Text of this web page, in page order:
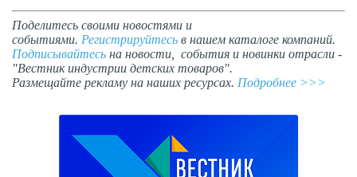
Поделитесь своими новостями и
событиями. Регистрируйтесь в нашем каталоге компаний.
Подписывайтесь на новости, события и новинки отрасли -
"Вестник индустрии детских товаров".
Размещайте рекламу на наших ресурсах. Подробнее >>>